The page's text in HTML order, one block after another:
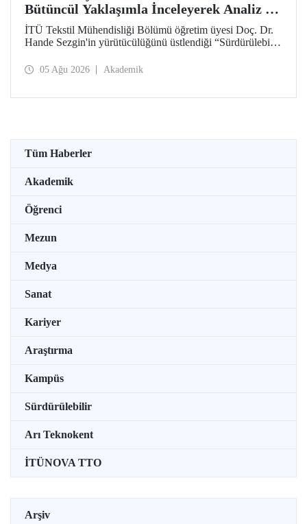
Bütüncül Yaklaşımla İnceleyerek Analiz ve
Azaltım Stratejileri Geliştirecek Projeye
TÜBİTAK Desteği
İTÜ Tekstil Mühendisliği Bölümü öğretim üyesi Doç. Dr.
Hande Sezgin'in yürütücülüğünü üstlendiği “Sürdürülebilir
Koşullarına Bağlı Mikrolif Salımı: Aşınma, UV Maruziyeti
05 Ağu 2026 Akademik
Tüm Haberler
Akademik
Öğrenci
Mezun
Medya
Sanat
Kariyer
Araştırma
Kampüs
Sürdürülebilir
Arı Teknokent
İTÜNOVA TTO
Arşiv